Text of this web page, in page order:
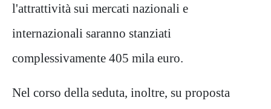
l'attrattività sui mercati nazionali e
internazionali saranno stanziati
complessivamente 405 mila euro.
Nel corso della seduta, inoltre, su proposta